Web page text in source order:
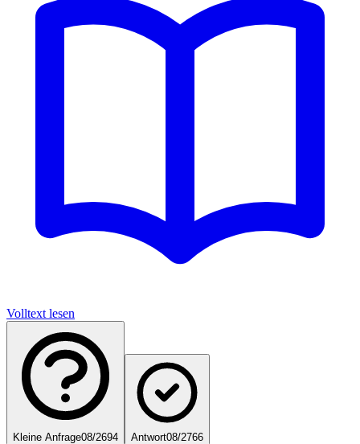
Volltext lesen
Kleine Anfrage08/2694 Antwort08/2766